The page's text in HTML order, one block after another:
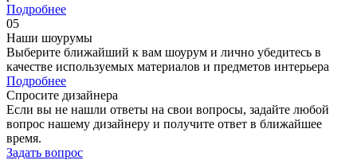
Подробнее
05
Наши шоурумы
Выберите ближайший к вам шоурум и лично убедитесь в
качестве используемых материалов и предметов интерьера
Подробнее
Спросите дизайнера
Если вы не нашли ответы на свои вопросы, задайте любой
вопрос нашему дизайнеру и получите ответ в ближайшее
время.
Задать вопрос